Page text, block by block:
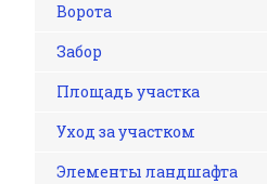
Ворота
Забор
Площадь участка
Уход за участком
Элементы ландшафта